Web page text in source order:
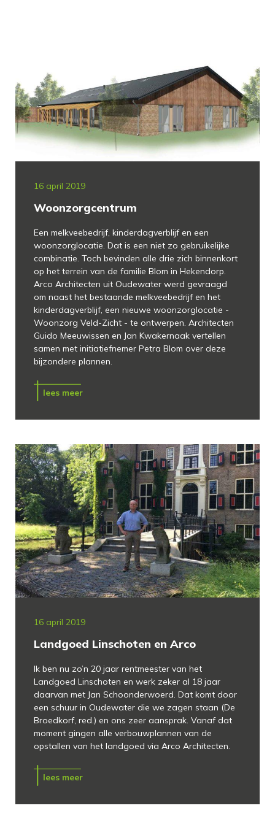
16 april 2019
Woonzorgcentrum
Een melkveebedrijf, kinderdagverblijf en een
woonzorglocatie. Dat is een niet zo gebruikelijke
combinatie. Toch bevinden alle drie zich binnenkort
op het terrein van de familie Blom in Hekendorp.
Arco Architecten uit Oudewater werd gevraagd
om naast het bestaande melkveebedrijf en het
kinderdagverblijf, een nieuwe woonzorglocatie -
Woonzorg Veld-Zicht - te ontwerpen. Architecten
Guido Meeuwissen en Jan Kwakernaak vertellen
samen met initiatiefnemer Petra Blom over deze
bijzondere plannen.
lees meer
16 april 2019
Landgoed Linschoten en Arco
Ik ben nu zo’n 20 jaar rentmeester van het
Landgoed Linschoten en werk zeker al 18 jaar
daarvan met Jan Schoonderwoerd. Dat komt door
een schuur in Oudewater die we zagen staan (De
Broedkorf, red.) en ons zeer aansprak. Vanaf dat
moment gingen alle verbouwplannen van de
opstallen van het landgoed via Arco Architecten.
lees meer